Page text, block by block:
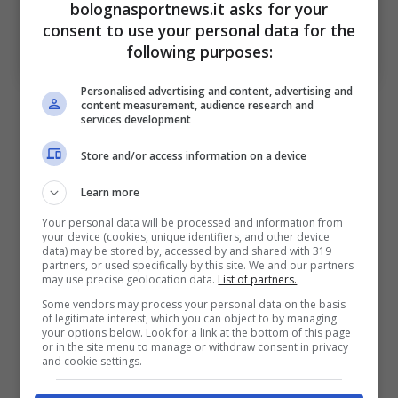
Le parole di De Silvestri sulla partita di domani e sulla
forza mentale necessaria per vincere. Bologna Sport
News (Photo by Marco Rosi – SS Lazio/Getty Images
Via OneFootball)
C’è ansia per domani? La risposta diDe
sono le mie sensazioni. Metto a disposizione
la mia esperienza di 20 anni di Serie A. Il
nostro gruppo sono tre anni che performa a
livello incredibile. Io sono orgoglioso di
essere il capitano di questa squadra. C’è una
grande predisposizione alla voglia di fare
gruppo. Tutti sono coinvolti nelle dinamiche
dello spogliatoio”.
bolognasportnews.it asks for your
consent to use your personal data for the
following purposes:
Personalised advertising and content, advertising and
content measurement, audience research and
services development
Store and/or access information on a device
Learn more
Your personal data will be processed and information from
your device (cookies, unique identifiers, and other device
data) may be stored by, accessed by and shared with 319
partners, or used specifically by this site. We and our partners
may use precise geolocation data. List of partners.
Some vendors may process your personal data on the basis
of legitimate interest, which you can object to by managing
your options below. Look for a link at the bottom of this page
or in the site menu to manage or withdraw consent in privacy
and cookie settings.